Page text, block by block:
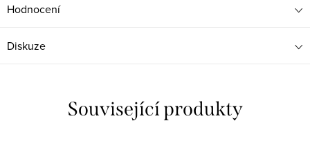
Hodnocení
Diskuze
Související produkty